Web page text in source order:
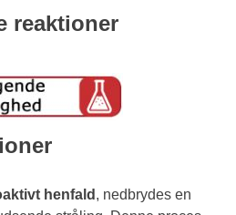
reaktioner
henfald , nedbrydes en